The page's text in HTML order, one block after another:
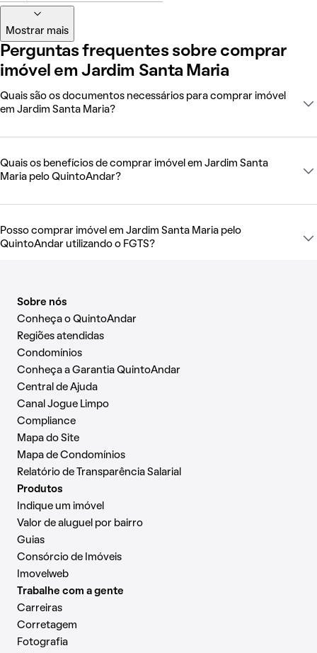
Mostrar mais
Perguntas frequentes sobre comprar
imóvel em Jardim Santa Maria
Quais são os documentos necessários para comprar imóvel
em Jardim Santa Maria?
Quais os benefícios de comprar imóvel em Jardim Santa
Maria pelo QuintoAndar?
Posso comprar imóvel em Jardim Santa Maria pelo
QuintoAndar utilizando o FGTS?
Sobre nós
Conheça o QuintoAndar
Regiões atendidas
Condomínios
Conheça a Garantia QuintoAndar
Central de Ajuda
Canal Jogue Limpo
Compliance
Mapa do Site
Mapa de Condomínios
Relatório de Transparência Salarial
Produtos
Indique um imóvel
Valor de aluguel por bairro
Guias
Consórcio de Imóveis
Imovelweb
Trabalhe com a gente
Carreiras
Corretagem
Fotografia